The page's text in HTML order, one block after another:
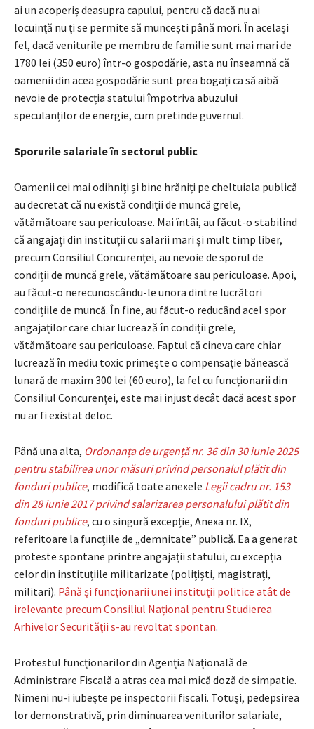
ai un acoperiș deasupra capului, pentru că dacă nu ai
locuință nu ți se permite să muncești până mori. În același
fel, dacă veniturile pe membru de familie sunt mai mari de
1780 lei (350 euro) într-o gospodărie, asta nu înseamnă că
oamenii din acea gospodărie sunt prea bogați ca să aibă
nevoie de protecția statului împotriva abuzului
speculanților de energie, cum pretinde guvernul.
Sporurile salariale în sectorul public
Oamenii cei mai odihniți și bine hrăniți pe cheltuiala publică
au decretat că nu există condiții de muncă grele,
vătămătoare sau periculoase. Mai întâi, au făcut-o stabilind
că angajați din instituții cu salarii mari și mult timp liber,
precum Consiliul Concurenței, au nevoie de sporul de
condiții de muncă grele, vătămătoare sau periculoase. Apoi,
au făcut-o nerecunoscându-le unora dintre lucrători
condițiile de muncă. În fine, au făcut-o reducând acel spor
angajaților care chiar lucrează în condiții grele,
vătămătoare sau periculoase. Faptul că cineva care chiar
lucrează în mediu toxic primește o compensație bănească
lunară de maxim 300 lei (60 euro), la fel cu funcționarii din
Consiliul Concurenței, este mai injust decât dacă acest spor
nu ar fi existat deloc.
Până una alta, Ordonanța de urgență nr. 36 din 30 iunie 2025
pentru stabilirea unor măsuri privind personalul plătit din
fonduri publice, modifică toate anexele Legii cadru nr. 153
din 28 iunie 2017 privind salarizarea personalului plătit din
fonduri publice, cu o singură excepție, Anexa nr. IX,
referitoare la funcțiile de „demnitate” publică. Ea a generat
proteste spontane printre angajații statului, cu excepția
celor din instituțiile militarizate (polițiști, magistrați,
militari). Până și funcționarii unei instituții politice atât de
irelevante precum Consiliul Național pentru Studierea
Arhivelor Securității s-au revoltat spontan.
Protestul funcționarilor din Agenția Națională de
Administrare Fiscală a atras cea mai mică doză de simpatie.
Nimeni nu-i iubește pe inspectorii fiscali. Totuși, pedepsirea
lor demonstrativă, prin diminuarea veniturilor salariale,